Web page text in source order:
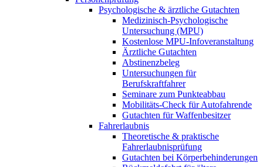
Psychologische & ärztliche Gutachten
Medizinisch-Psychologische
Untersuchung (MPU)
Kostenlose MPU-Infoveranstaltung
Ärztliche Gutachten
Abstinenzbeleg
Untersuchungen für
Berufskraftfahrer
Seminare zum Punkteabbau
Mobilitäts-Check für Autofahrende
Gutachten für Waffenbesitzer
Fahrerlaubnis
Theoretische & praktische
Fahrerlaubnisprüfung
Gutachten bei Körperbehinderungen